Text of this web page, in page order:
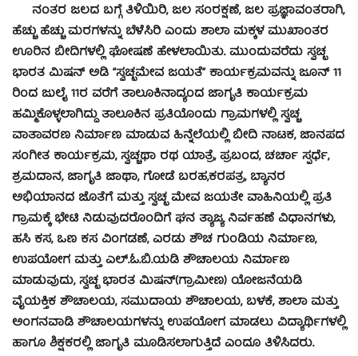
ನಂತರ ಜಲದ ಬಗ್ಗೆ ತಿಳಿಯಿರಿ, ಜಲ ಸಂರಕ್ಷಣೆ, ಜಲ ಪ್ರಜ್ಞಾವಂತರಾಗಿ,
ಹೆಚ್ಚು ಹೆಚ್ಚು ಮರಗಳನ್ನು ಬೆಳೆಸಿರಿ ಎಂದು ಶಾಲಾ ಮಕ್ಕಳ ಮುಖಾಂತರ
ಊರಿನ ಬೀದಿಗಳಲ್ಲಿ ಘೋಷಣೆ ಹೇಳಲಾಯಿತು. ಮುಂದುವರೆದು ಸ್ವಚ್ಛ
ಭಾರತ ಮಿಷನ್ ಅಡಿ “ಸ್ವಚ್ಛಮೇವ ಜಯತೆ” ಕಾರ್ಯಕ್ರಮವನ್ನು ಜೂನ್ 11
ರಿಂದ ಜುಲೈ 11ರ ವರೆಗೆ ತಾಲೂಕಿನಾದ್ಯಂದ ಜಾಗೃತಿ ಕಾರ್ಯಕ್ರಮ
ಹಮ್ಮಿಕೊಳ್ಳಲಾಗಿದ್ದು ತಾಲೂಕಿನ ಪ್ರತಿಯೊಂದು ಗ್ರಾಮಗಳಲ್ಲಿ ಸ್ವಚ್ಚ
ವಾತಾವರಣ ನಿರ್ಮಾಣ ಮಾಡುವ ಹಿನ್ನೆಲೆಯಲ್ಲಿ ಬೀದಿ ನಾಟಕ, ಜಾನಪದ
ಸಂಗೀತ ಕಾರ್ಯಕ್ರಮ, ಸ್ವಚ್ಚಥಾ ರಥ ಯಾತ್ರೆ, ಪ್ರಬಂದ, ಚರ್ಚಾ ಸ್ಪರ್ಧೆ,
ಶ್ರಮದಾನ, ಜಾಗೃತಿ ಜಾಥಾ, ಗೋಡೆ ಬರಹ,ಕರಪತ್ರ, ಬ್ಯಾನರ
ಅಭಿಯಾನದ ಜೊತೆಗೆ ಮತ್ತು ಸ್ವಚ್ಛ ಮೇವ ಜಯತೇ ವಾಹಿನಿಯಲ್ಲಿ ಪ್ರತಿ
ಗ್ರಾಮಕ್ಕೆ ಭೇಟಿ ನಿಡುವುದರೊಂದಿಗೆ ಘನ ತ್ಯಾಜ್ಯ ನಿರ್ವಹಣೆ ವಿಧಾನಗಳು,
ಹಸಿ ಕಸ, ಒಣ ಕಸ ವಿಂಗಡಣೆ, ಎರಡು ಶೌಚ ಗುಂಡಿಯ ನಿರ್ಮಾಣ,
ಉಪಯೋಗ ಮತ್ತು ಎಲ್.ಓ.ಬಿ.ಯಡಿ ಶೌಚಾಲಯ ನಿರ್ಮಾಣ
ಮಾಡುವುದು, ಸ್ವಚ್ಛ ಭಾರತ ಮಿಷನ್(ಗ್ರಾಮೀಣ) ಯೋಜನೆಯಡಿ
ವೈಯಕ್ತಿಕ ಶೌಚಾಲಯ, ಸಮುದಾಯ ಶೌಚಾಲಯ, ಬಳಕೆ, ಶಾಲಾ ಮತ್ತು
ಅಂಗನವಾಡಿ ಶೌಚಾಲಯಗಳನ್ನು ಉಪಯೋಗ ಮಾಡಲು ವಿದ್ಯಾರ್ಥಿಗಳಲ್ಲಿ
ಹಾಗೂ ಶಿಕ್ಷಕರಲ್ಲಿ ಜಾಗೃತಿ ಮೂಡಿಸಲಾಗುತ್ತಿದೆ ಎಂದೂ ತಿಳಿಸಿದರು.